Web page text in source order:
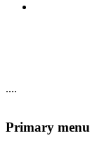
....
Primary menu